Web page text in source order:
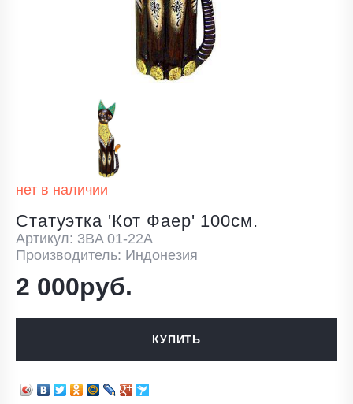
нет в наличии
Статуэтка 'Кот Фаер' 100см.
Артикул: 3BA 01-22A
Производитель: Индонезия
2 000руб.
КУПИТЬ